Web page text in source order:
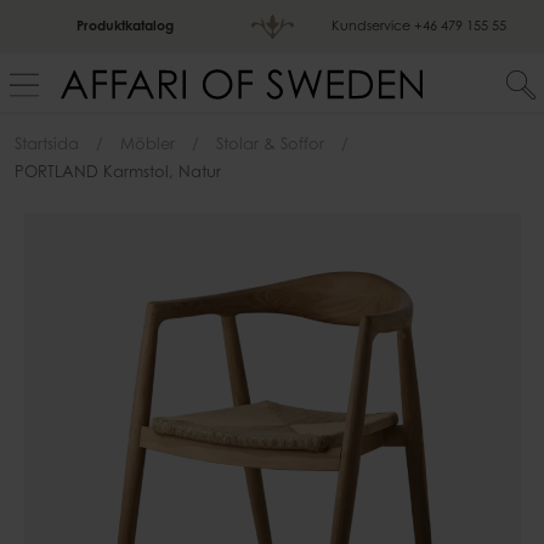
Produktkatalog Kundservice +46 479 155 55
Startsida Möbler
Stolar & Soffor
PORTLAND Karmstol, Natur